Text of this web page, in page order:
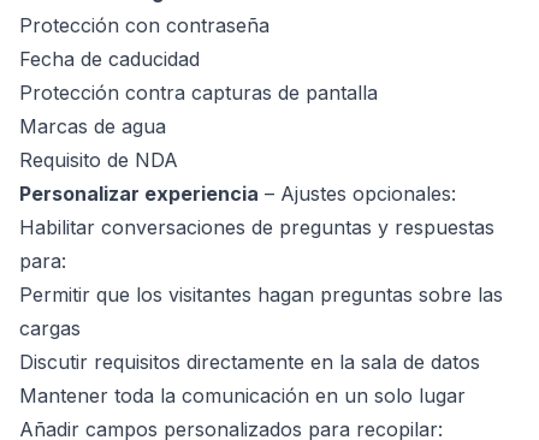
Protección con contraseña
Fecha de caducidad
Protección contra capturas de pantalla
Marcas de agua
Requisito de NDA
Personalizar experiencia – Ajustes opcionales:
Habilitar conversaciones de preguntas y respuestas
para:
Permitir que los visitantes hagan preguntas sobre las
cargas
Discutir requisitos directamente en la sala de datos
Mantener toda la comunicación en un solo lugar
Añadir campos personalizados para recopilar: